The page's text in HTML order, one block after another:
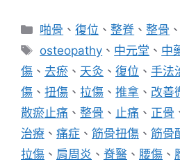
分
類
啪骨 、復位 、整脊 、整骨 、
標
籤
osteopathy 、 中元堂 、 中
傷 、 去瘀 、 天灸 、 復位 、 手法
傷 、 扭傷 、 拉傷 、 推拿 、 改善
散瘀止痛 、 整骨 、 止痛 、 正骨
治療 、 痛症 、 筋骨扭傷 、 筋骨
拉傷 、 肩周炎 、 脊醫 、 腰傷 、